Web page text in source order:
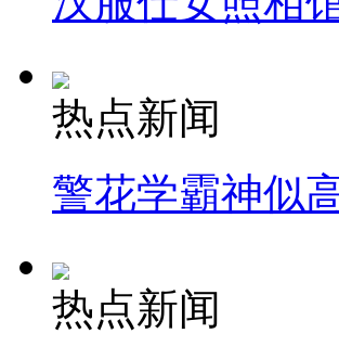
热点新闻
警花学霸神似
热点新闻